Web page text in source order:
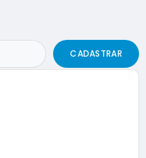
CADASTRAR